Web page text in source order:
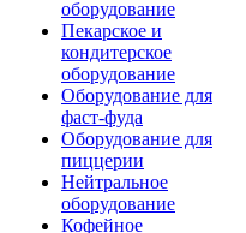
оборудование
Пекарское и
кондитерское
оборудование
Оборудование для
фаст-фуда
Оборудование для
пиццерии
Нейтральное
оборудование
Кофейное